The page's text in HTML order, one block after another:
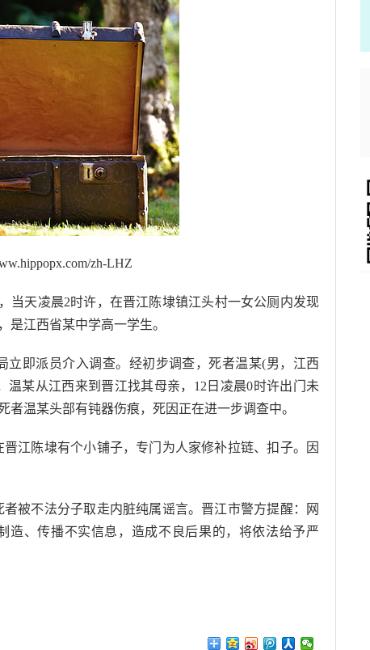
zh-LHZ
当天凌晨2时许，在晋江陈埭镇江头村一女公厕内发现
是江西省某中学高一学生。
立即派员介入调查。经初步调查，死者温某(男，江西
某从江西来到晋江找其母亲， 12 日凌晨0时许出门未
温某头部有钝器伤痕，死因正在进一步调查中。
江陈埭有个小铺子，专门为人家修补拉链、扣子。因
被不法分子取走内脏纯属谣言。晋江市警方提醒：网
造、传播不实信息，造成不良后果的，将依法给予严